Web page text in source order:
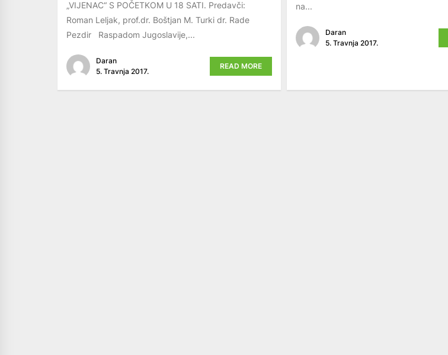
„VIJENAC“ S POČETKOM U 18 SATI. Predavči:
Roman Leljak, prof.dr. Boštjan M. Turki dr. Rade
Pezdir Raspadom Jugoslavije,...
Daran
5. Travnja 2017.
READ MORE
na...
Daran
5. Travnja 2017.